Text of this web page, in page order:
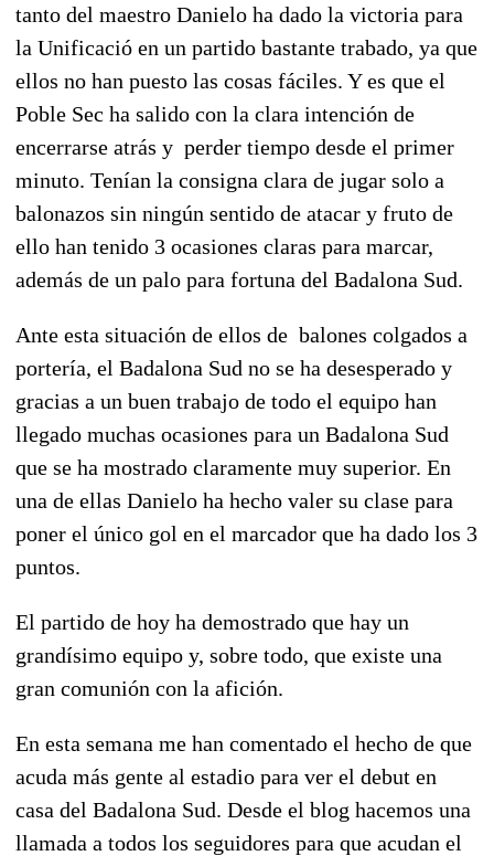
tanto del maestro Danielo ha dado la victoria para
la Unificació en un partido bastante trabado, ya que
ellos no han puesto las cosas fáciles. Y es que el
Poble Sec ha salido con la clara intención de
encerrarse atrás y perder tiempo desde el primer
minuto. Tenían la consigna clara de jugar solo a
balonazos sin ningún sentido de atacar y fruto de
ello han tenido 3 ocasiones claras para marcar,
además de un palo para fortuna del Badalona Sud.
Ante esta situación de ellos de balones colgados a
portería, el Badalona Sud no se ha desesperado y
gracias a un buen trabajo de todo el equipo han
llegado muchas ocasiones para un Badalona Sud
que se ha mostrado claramente muy superior. En
una de ellas Danielo ha hecho valer su clase para
poner el único gol en el marcador que ha dado los 3
puntos.
El partido de hoy ha demostrado que hay un
grandísimo equipo y, sobre todo, que existe una
gran comunión con la afición.
En esta semana me han comentado el hecho de que
acuda más gente al estadio para ver el debut en
casa del Badalona Sud. Desde el blog hacemos una
llamada a todos los seguidores para que acudan el